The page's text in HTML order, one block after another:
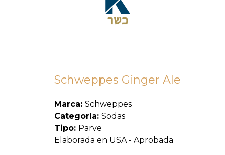
Schweppes Ginger Ale
Marca: Schweppes
Categoría: Sodas
Tipo: Parve
Elaborada en USA - Aprobada